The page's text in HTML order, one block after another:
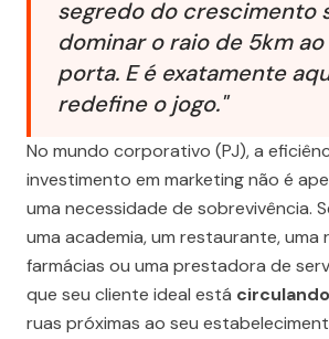
segredo do crescimento
dominar o raio de 5km
porta. E é exatamente
redefine o jogo."
No mundo corporativo (PJ), a
investimento em marketing não é
uma necessidade de sobrevivência.
uma academia, um restaurante, uma
farmácias ou uma prestadora de
que seu cliente ideal está
ruas próximas ao seu